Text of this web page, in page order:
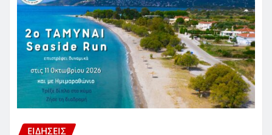
ΕΙΔΗΣΕΙΣ